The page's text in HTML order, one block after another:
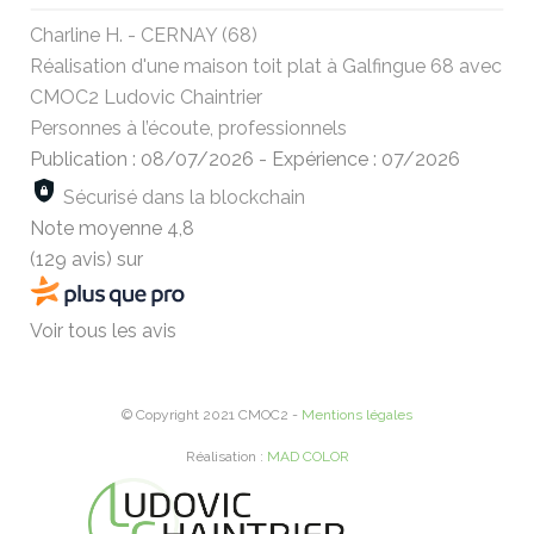
Charline H. - CERNAY (68)
Réalisation d'une maison toit plat à Galfingue 68 avec
CMOC2 Ludovic Chaintrier
Personnes à l’écoute, professionnels
Publication : 08/07/2026 - Expérience : 07/2026
Sécurisé dans la blockchain
Note moyenne 4,8
(129 avis) sur
Voir tous les avis
© Copyright 2021 CMOC2 - Mentions légales
Réalisation : MAD COLOR